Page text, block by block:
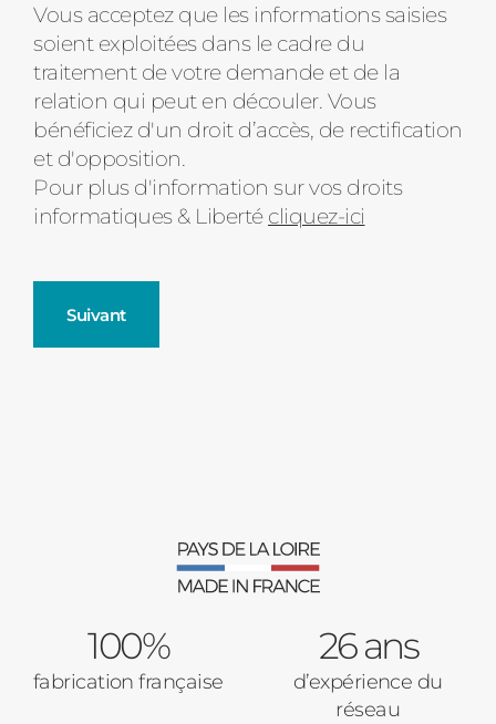
Message
d'état
Vous acceptez que les informations saisies
soient exploitées dans le cadre du
traitement de votre demande et de la
relation qui peut en découler. Vous
bénéficiez d'un droit d’accès, de rectification
et d'opposition.
Pour plus d'information sur vos droits
informatiques & Liberté cliquez-ici
Suivant
Verrière intérieures
Baies Vitrées
Pavillon
100%
fabrication française
26 ans
d’expérience du
réseau